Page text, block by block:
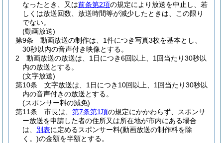
なったとき、又は前条第2項の規定により放送を中止し、若
しくは放送回数、放送時間等が減少したときは、この限り
でない。
(動画放送)
第9条
動画放送の制作は、1件につき写真3枚を基本とし、
30秒以内の音声付き映像とする。
2
動画放送の放送は、1日につき6回以上、1回当たり30秒以
内の放送とする。
(文字放送)
第10条
文字放送は、1日につき10回以上、1回当たり30秒以
内の音声付きの放送とする。
(スポンサー料の減免)
第11条
市長は、 第7条第1項の規定にかかわらず、スポンサ
ー放送を申請した者の住所又は所在地が市内にある場合
は、 別表に定めるスポンサー料(動画放送の制作料を除
く。)の金額を半額とする。